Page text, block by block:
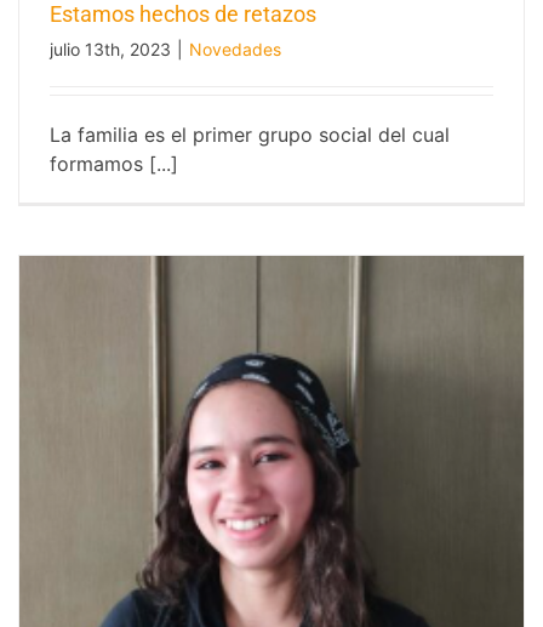
Estamos hechos de retazos
julio 13th, 2023 Novedades
La familia es el primer grupo social del cual
formamos [...]